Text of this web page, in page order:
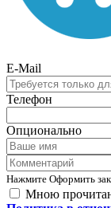
E-Mail
Телефон
Опционально
Нажмите Оформить
Мною